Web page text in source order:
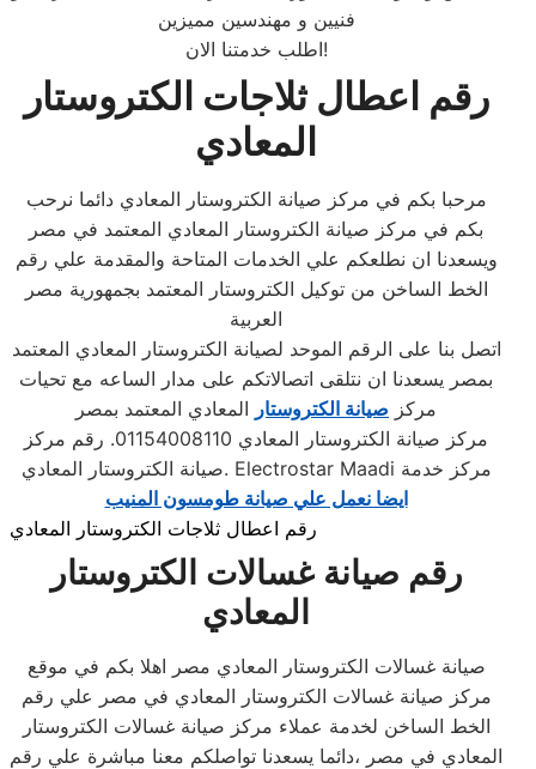
فنيين و مهندسين مميزين
اطلب خدمتنا الان!
رقم اعطال ثلاجات الكتروستار
المعادي
مرحبا بكم في مركز صيانة الكتروستار المعادي دائما نرحب
بكم في مركز صيانة الكتروستار المعادي المعتمد في مصر
ويسعدنا ان نطلعكم علي الخدمات المتاحة والمقدمة علي رقم
الخط الساخن من توكيل الكتروستار المعتمد بجمهورية مصر
العربية
اتصل بنا على الرقم الموحد لصيانة الكتروستار المعادي المعتمد
بمصر يسعدنا ان نتلقى اتصالاتكم على مدار الساعه مع تحيات
مركز صيانة الكتروستار المعادي المعتمد بمصر
مركز صيانة الكتروستار المعادي 01154008110. رقم مركز
صيانة الكتروستار المعادي. Electrostar Maadi مركز خدمة
ايضا نعمل علي صيانة طومسون المنيب
رقم اعطال ثلاجات الكتروستار المعادي
رقم صيانة غسالات الكتروستار
المعادي
صيانة غسالات الكتروستار المعادي مصر اهلا بكم في موقع
مركز صيانة غسالات الكتروستار المعادي في مصر علي رقم
الخط الساخن لخدمة عملاء مركز صيانة غسالات الكتروستار
المعادي في مصر ،دائما يسعدنا تواصلكم معنا مباشرة علي رقم